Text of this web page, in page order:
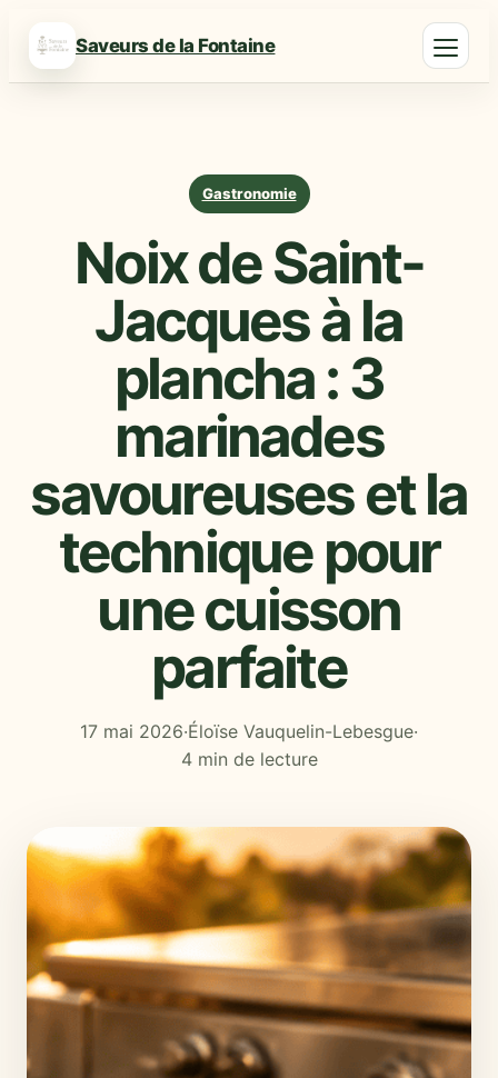
Saveurs de la Fontaine
Gastronomie
Noix de Saint-
Jacques à la
plancha : 3
marinades
savoureuses et la
technique pour
une cuisson
parfaite
17 mai 2026·Éloïse Vauquelin-Lebesgue·
4 min de lecture